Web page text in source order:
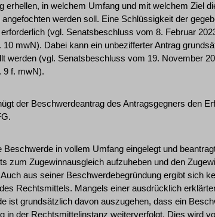
erhellen, in welchem Umfang und mit welchem Ziel
werden soll. Eine Schlüssigkeit der
(vgl. Senatsbeschluss vom 8. Februar
mwN). Dabei kann ein unbezifferter Antrag
werden (vgl. Senatsbeschluss vom 19. November
9 f. mwN).
der Beschwerdeantrag des Antragsgegners den
Beschwerde in vollem Umfang eingelegt und
zum Zugewinnausgleich aufzuheben und den
aus seiner Beschwerdebegründung ergibt sich
Rechtsmittels. Mangels einer ausdrücklich
ist grundsätzlich davon auszugehen, dass ein
in der Rechtsmittelinstanz weiterverfolgt. Dies wird